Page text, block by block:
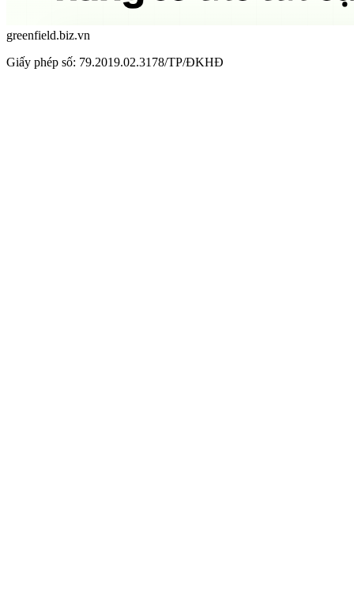
greenfield.biz.vn
Giấy phép số: 79.2019.02.3178/TP/ĐKHĐ